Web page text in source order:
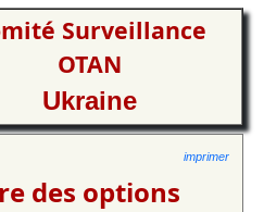
Surveillance
OTAN
Ukraine
imprimer
des options